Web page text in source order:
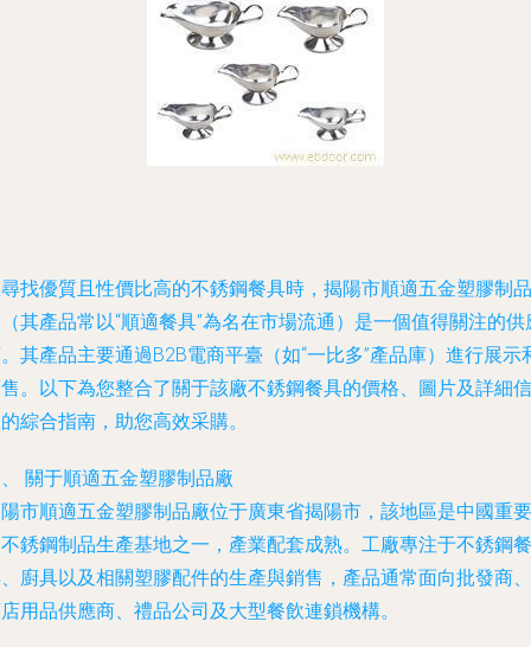
找優質且性價比高的不銹鋼餐具時，揭陽市順適五金塑膠制品
其產品常以“順適餐具”為名在市場流通）是一個值得關注的供
其產品主要通過B2B電商平臺（如“一比多”產品庫）進行展示
。以下為您整合了關于該廠不銹鋼餐具的價格、圖片及詳細信
綜合指南，助您高效采購。
關于順適五金塑膠制品廠
市順適五金塑膠制品廠位于廣東省揭陽市，該地區是中國重要
銹鋼制品生產基地之一，產業配套成熟。工廠專注于不銹鋼餐
廚具以及相關塑膠配件的生產與銷售，產品通常面向批發商、
用品供應商、禮品公司及大型餐飲連鎖機構。